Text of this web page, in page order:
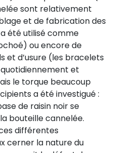
sont relativement
et de fabrication des
été utilisé comme
ou encore de
et d’usure (les bracelets
et
le torque beaucoup
a été investigué :
de raisin noir se
bouteille cannelée.
différentes
cerner la nature du